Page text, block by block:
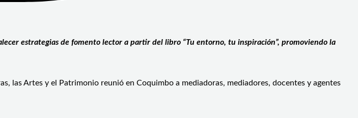
estrategias de fomento lector a partir del libro “Tu entorno, tu inspiración”, promoviendo la
Artes y el Patrimonio reunió en Coquimbo a mediadoras, mediadores, docentes y agentes